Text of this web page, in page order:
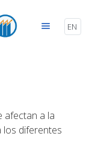
EN
afectan a la
los diferentes